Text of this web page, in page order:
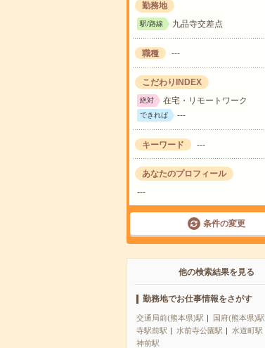
勤務地
駅/路線 九品寺交差点
職種 ---
こだわりINDEX
絶対 在宅・リモートワーク
できれば ---
キーワード ---
あなたのプロフィール
---
条件の変更
他の検索結果を見る
勤務地でお仕事情報をさがす
交通局前(熊本県)駅 国府(熊本県)駅
寺駅前駅
水前寺公園駅 水道町駅
神前駅